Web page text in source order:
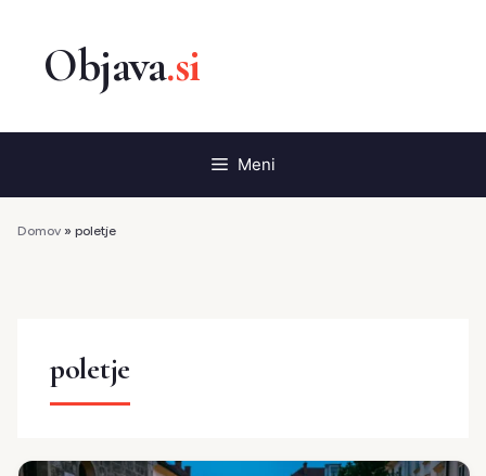
vsebino
Meni
Domov » poletje
poletje